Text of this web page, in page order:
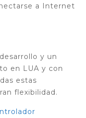
a Internet
y un
en LUA y con
estas
flexibilidad.